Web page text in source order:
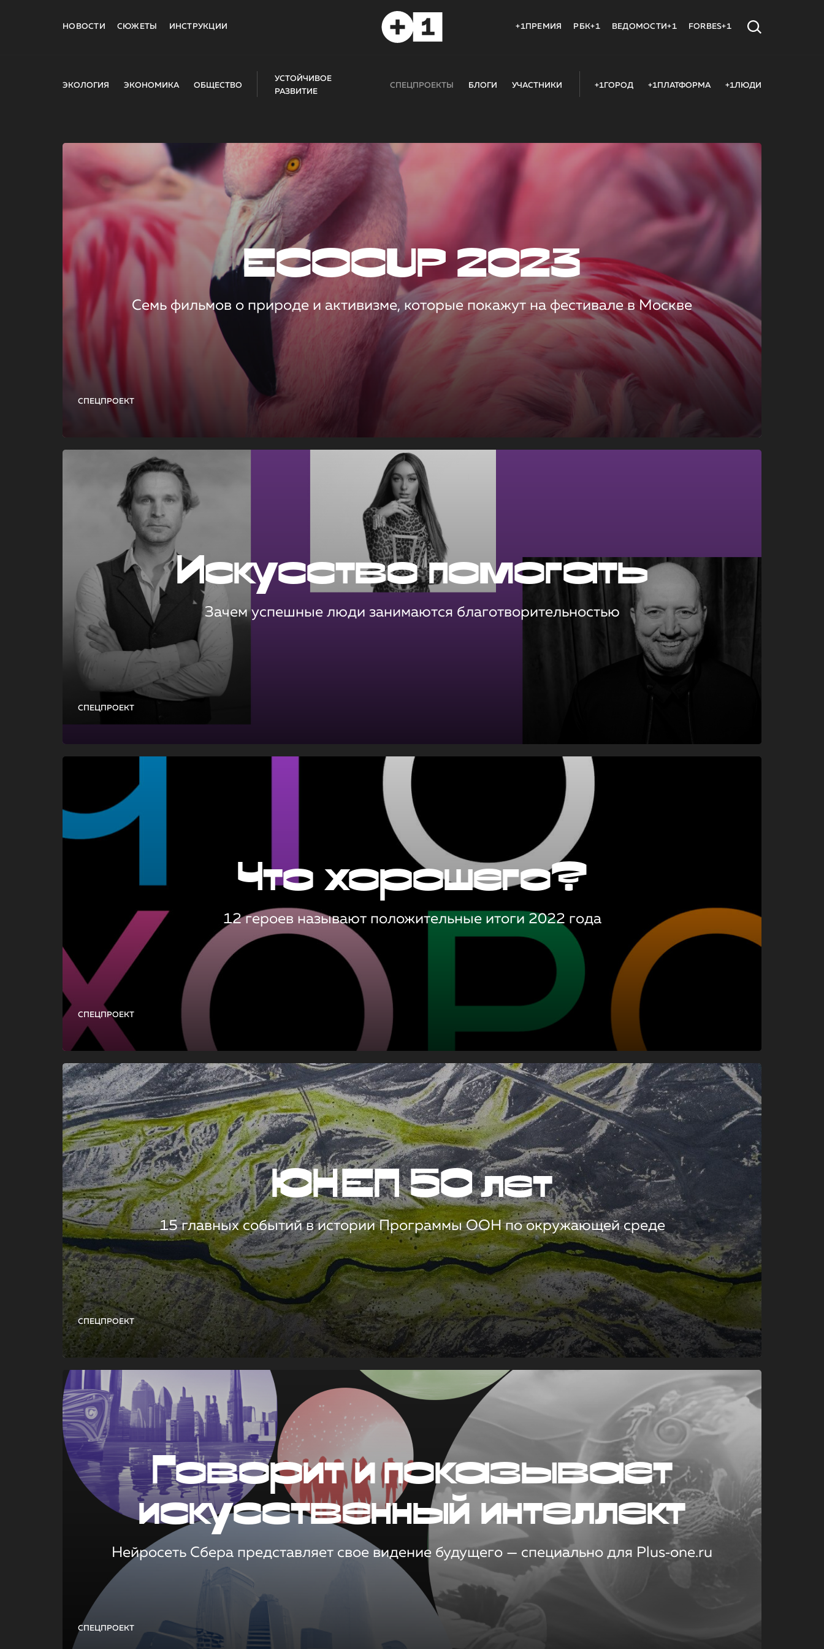
НОВОСТИ СЮЖЕТЫ ИНСТРУКЦИИ +1ПРЕМИЯ РБК+1 ВЕДОМОСТИ+1 FORBES+1
ЭКОЛОГИЯ ЭКОНОМИКА ОБЩЕСТВО
УСТОЙЧИВОЕ
РАЗВИТИЕ
СПЕЦПРОЕКТЫ БЛОГИ УЧАСТНИКИ +1ГОРОД +1ПЛАТФОРМА +1ЛЮДИ
СПЕЦПРОЕКТ
ECOCUP 2023
Семь фильмов о природе и активизме, которые покажут на фестивале в Москве
СПЕЦПРОЕКТ
Искусство помогать
Зачем успешные люди занимаются благотворительностью
СПЕЦПРОЕКТ
Что хорошего?
12 героев называют положительные итоги 2022 года
СПЕЦПРОЕКТ
ЮНЕП 50 лет
15 главных событий в истории Программы ООН по окружающей среде
СПЕЦПРОЕКТ
Говорит и показывает
искусственный интеллект
Нейросеть Сбера представляет свое видение будущего — специально для Plus‑one.ru